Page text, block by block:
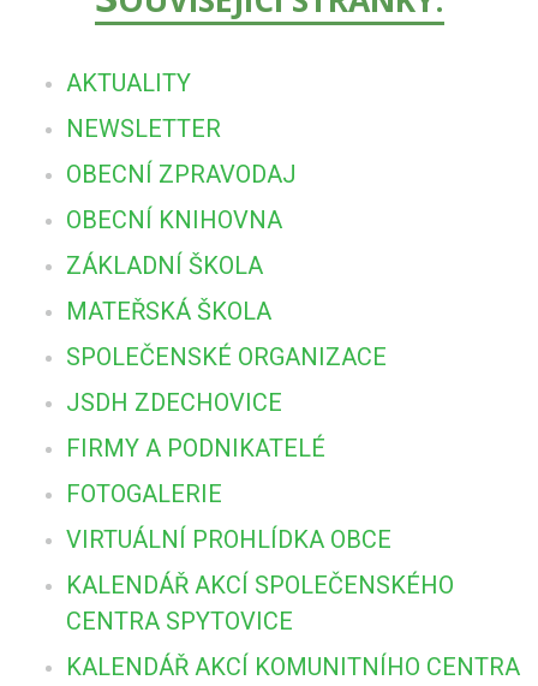
AKTUALITY
NEWSLETTER
OBECNÍ ZPRAVODAJ
OBECNÍ KNIHOVNA
ZÁKLADNÍ ŠKOLA
MATEŘSKÁ ŠKOLA
SPOLEČENSKÉ ORGANIZACE
JSDH ZDECHOVICE
FIRMY A PODNIKATELÉ
FOTOGALERIE
VIRTUÁLNÍ PROHLÍDKA OBCE
KALENDÁŘ AKCÍ SPOLEČENSKÉHO
CENTRA SPYTOVICE
KALENDÁŘ AKCÍ KOMUNITNÍHO CENTRA